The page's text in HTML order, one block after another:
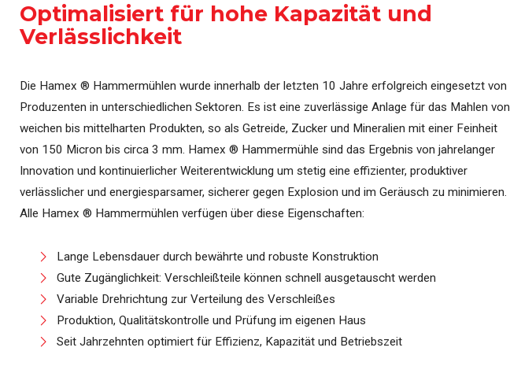
Optimalisiert für hohe Kapazität und
Verlässlichkeit
Die Hamex ® Hammermühlen wurde innerhalb der letzten 10 Jahre erfolgreich eingesetzt von
Produzenten in unterschiedlichen Sektoren. Es ist eine zuverlässige Anlage für das Mahlen von
weichen bis mittelharten Produkten, so als Getreide, Zucker und Mineralien mit einer Feinheit
von 150 Micron bis circa 3 mm. Hamex ® Hammermühle sind das Ergebnis von jahrelanger
Innovation und kontinuierlicher Weiterentwicklung um stetig eine effizienter, produktiver
verlässlicher und energiesparsamer, sicherer gegen Explosion und im Geräusch zu minimieren.
Alle Hamex ® Hammermühlen verfügen über diese Eigenschaften:
Lange Lebensdauer durch bewährte und robuste Konstruktion
Gute Zugänglichkeit: Verschleißteile können schnell ausgetauscht werden
Variable Drehrichtung zur Verteilung des Verschleißes
Produktion, Qualitätskontrolle und Prüfung im eigenen Haus
Seit Jahrzehnten optimiert für Effizienz, Kapazität und Betriebszeit